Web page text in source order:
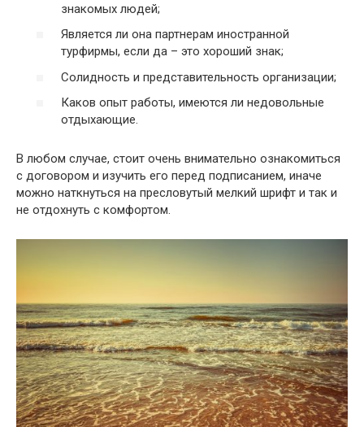
знакомых людей;
Является ли она партнерам иностранной
турфирмы, если да – это хороший знак;
Солидность и представительность организации;
Каков опыт работы, имеются ли недовольные
отдыхающие.
В любом случае, стоит очень внимательно ознакомиться
с договором и изучить его перед подписанием, иначе
можно наткнуться на пресловутый мелкий шрифт и так и
не отдохнуть с комфортом.